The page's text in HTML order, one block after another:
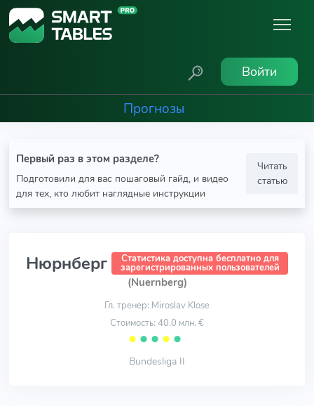
Войти
Прогнозы
Первый раз в этом разделе?
Подготовили для вас пошаговый гайд, и видео
для тех, кто любит наглядные инструкции
Читать
статью
Нюрнберг Статистика доступна бесплатно для
зарегистрированных пользователей
(Nuernberg)
Гл. тренер: Miroslav Klose
Стоимость: 40.0 млн. €
⬤ ⬤ ⬤ ⬤ ⬤
Bundesliga II